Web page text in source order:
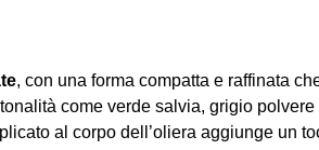
, con una forma compatta e raffinata
come verde salvia, grigio
al corpo dell’oliera aggiunge un